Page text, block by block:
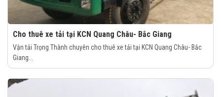
Cho thuê xe tải tại KCN Quang Châu- Bắc Giang
Vận tải Trọng Thành chuyên cho thuê xe tải tại KCN Quang Châu- Bắc
Giang...